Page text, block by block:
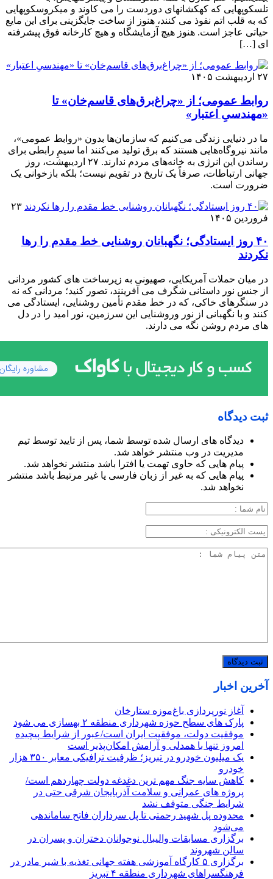
تلسکوپهایی که کهکشانهای دوردست را می کاوند و میکروسکوپهایی
که به قلب اتم نفوذ می‌ کنند، هنوز از ساخت جایگزینی برای این مایع
حیاتی عاجز است. هنوز هیچ آزمایشگاه و هیچ کارخانه فوق ‌پیشرفته
‌ای […]
۲۷ اردیبهشت ۱۴۰۵
روابط عمومی؛ از «چراغ‌برق‌های قاسم‌خان» تا
«مهندسیِ اعتبار»
ما در دنیایی زندگی می‌کنیم که سازمان‌ها بدون «روابط عمومی»،
مانند نیروگاه‌هایی هستند که برق تولید می‌کنند اما سیمِ رابطی برای
رساندن این انرژی به خانه‌های مردم ندارند. ۲۷ اردیبهشت، روز
جهانی ارتباطات، صرفاً یک تاریخ در تقویم نیست؛ بلکه بازخوانی یک
ضرورت است.
۲۳
فروردین ۱۴۰۵
۴۰ روز ایستادگی؛ نگهبانان روشنایی خط مقدم را رها
نکردند
در میان حملات آمریکایی، صهیونی به زیرساخت های کشور مردانی
از جنس نور داستانی شگرف می آفرینند، تصور کنید؛ مردانی که نه
در سنگرهای خاکی، که در خط مقدم تأمین روشنایی، ایستادگی می
کنند و با نگهبانی از نور وروشنایی این سرزمین، نور امید را در دل
های مردم روشن نگه می دارند.
ثبت دیدگاه
دیدگاه های ارسال شده توسط شما، پس از تایید توسط تیم
مدیریت در وب منتشر خواهد شد.
پیام هایی که حاوی تهمت یا افترا باشد منتشر نخواهد شد.
پیام هایی که به غیر از زبان فارسی یا غیر مرتبط باشد منتشر
نخواهد شد.
آخرین اخبار
آغاز نورپردازی باغ‌موزه ستارخان
پارک های سطح حوزه شهرداری منطقه ۲ بهسازی می شود
موفقیت دولت، موفقیت ایران است/عبور از شرایط پیچیده
امروز تنها با همدلی و آرامش امکان‌پذیر است
یک میلیون خودرو در تبریز؛ ظرفیت ترافیکی معابر ۳۵۰ هزار
خودرو
کاهش سایه جنگ مهم ‌ترین دغدغه دولت چهاردهم است/
پروژه ‌های عمرانی و سلامت آذربایجان شرقی حتی در
شرایط جنگی متوقف نشد
محدوده پل شهید رحمتی تا پل سرداران فاتح ساماندهی
می‌شود
برگزاری مسابقات والیبال نوجوانان دختران و پسران در
سالن شهروند
برگزاری ۵ کارگاه آموزشی هفته جهانی تغذیه با شیر مادر در
فرهنگسراهای شهرداری منطقه ۴ تبریز